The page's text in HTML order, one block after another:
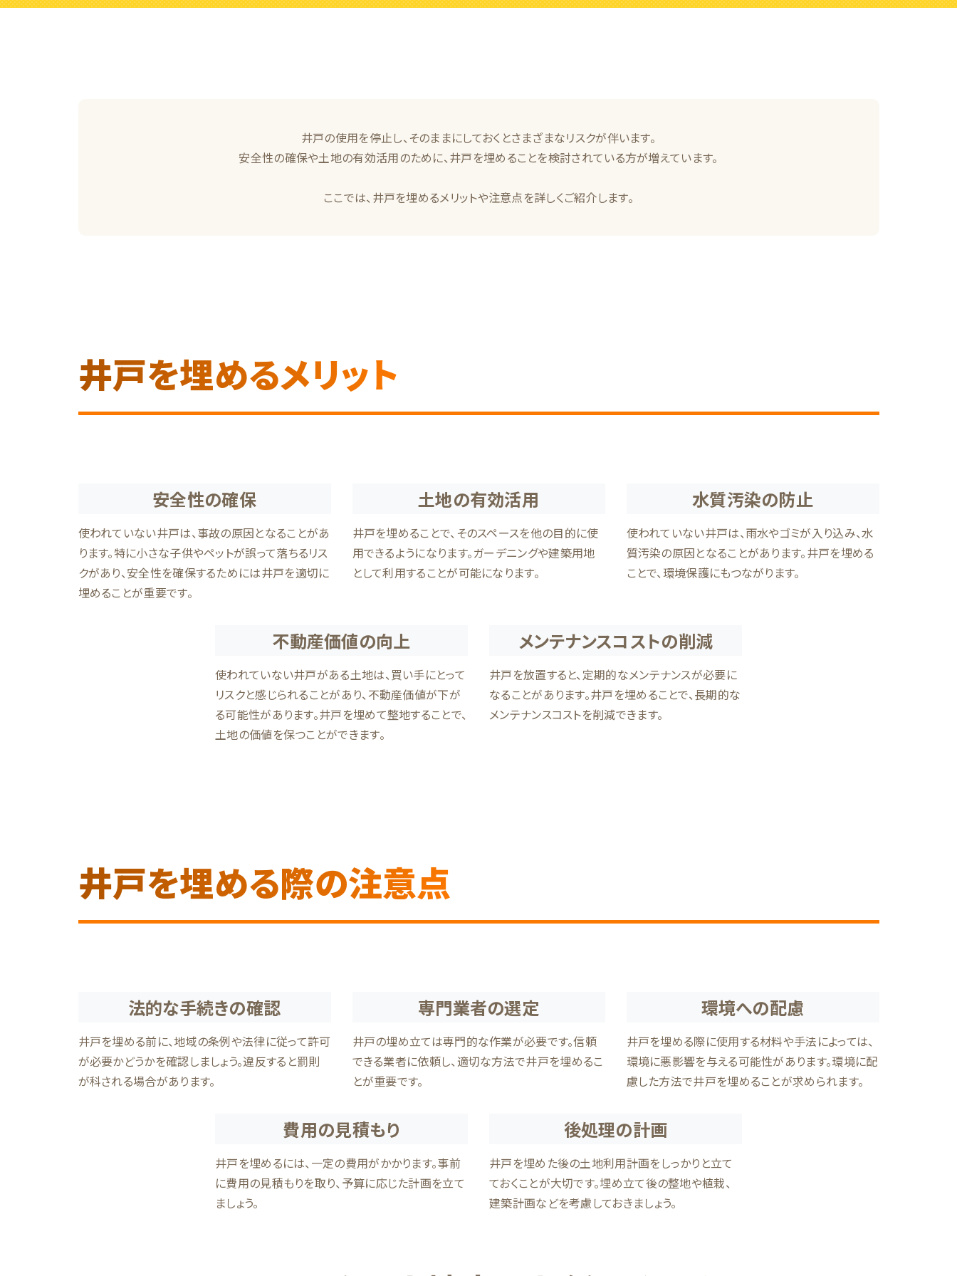
井戸の使用を停止し、そのままにしておくとさまざまなリスクが伴います。
安全性の確保や土地の有効活用のために、井戸を埋めることを検討されている方が増えています。
ここでは、井戸を埋めるメリットや注意点を詳しくご紹介します。
井戸を埋めるメリット
安全性の確保
使われていない井戸は、事故の原因となることがあ
ります。特に小さな子供やペットが誤って落ちるリス
クがあり、安全性を確保するためには井戸を適切に
埋めることが重要です。
土地の有効活用
井戸を埋めることで、そのスペースを他の目的に使
用できるようになります。ガーデニングや建築用地
として利用することが可能になります。
水質汚染の防止
使われていない井戸は、雨水やゴミが入り込み、水
質汚染の原因となることがあります。井戸を埋める
ことで、環境保護にもつながります。
不動産価値の向上
使われていない井戸がある土地は、買い手にとって
リスクと感じられることがあり、不動産価値が下が
る可能性があります。井戸を埋めて整地することで、
土地の価値を保つことができます。
メンテナンスコストの削減
井戸を放置すると、定期的なメンテナンスが必要に
なることがあります。井戸を埋めることで、長期的な
メンテナンスコストを削減できます。
井戸を埋める際の注意点
法的な手続きの確認
井戸を埋める前に、地域の条例や法律に従って許可
が必要かどうかを確認しましょう。違反すると罰則
が科される場合があります。
専門業者の選定
井戸の埋め立ては専門的な作業が必要です。信頼
できる業者に依頼し、適切な方法で井戸を埋めるこ
とが重要です。
環境への配慮
井戸を埋める際に使用する材料や手法によっては、
環境に悪影響を与える可能性があります。環境に配
慮した方法で井戸を埋めることが求められます。
費用の見積もり
井戸を埋めるには、一定の費用がかかります。事前
に費用の見積もりを取り、予算に応じた計画を立て
ましょう。
後処理の計画
井戸を埋めた後の土地利用計画をしっかりと立て
ておくことが大切です。埋め立て後の整地や植栽、
建築計画などを考慮しておきましょう。